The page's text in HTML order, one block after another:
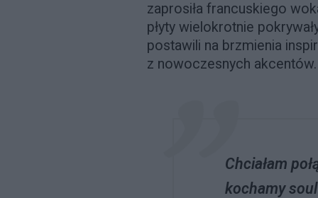
zaprosiła francuskiego
płyty wielokrotnie
postawili na brzmienia
z nowoczesnych akcentów.
Chciałam
kochamy